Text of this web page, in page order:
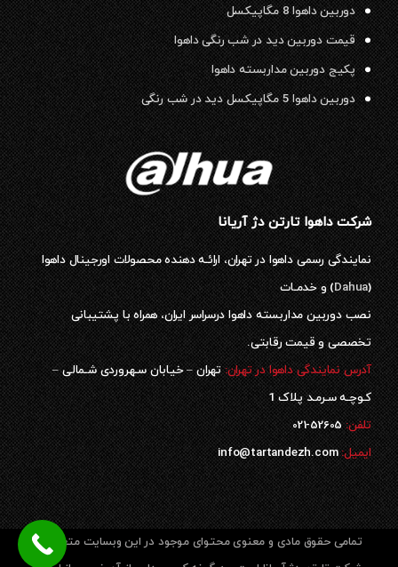
دوربین داهوا 8 مگاپیکسل
قیمت دوربین دید در شب رنگی داهوا
پکیج دوربین مداربسته داهوا
دوربین داهوا 5 مگاپیکسل دید در شب رنگی
شرکت داهوا تارتن دژ آریانا
نمایندگی رسمی داهوا در تهران، ارائـه دهنده محصولات اورجینال داهوا
(
Dahua) و خدمـات
نصب دوربین مداربسته داهوا درسراسر ایران، همراه با پشتیبانی
تخصصی و قیمت رقابتی.
آدرس نمایندگی داهوا در تهران:تهران – خیابان سـهروردی شـمالی –
کـوچـه سـرمـد پلاک 1
تلفن:52605-021
ایمیل:info@tartandezh.com
تمامی حقوق مادی و معنوی محتوای موجود در این وبسایت متعلق به